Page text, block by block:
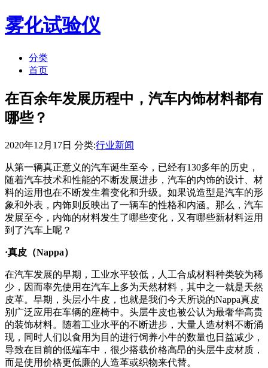
雾化试验仪
分类
首页
在百余年发展历程中，汽车内饰材料都有
哪些？
2020年12月17日 分类:行业新闻
从第一辆真正意义的汽车诞生至今，已经有130多年的历史，
随着汽车技术和性能的不断发展进步，汽车的内饰的设计、材
料的运用也在不断发生着变化和升级。如果说造型是汽车的形
象和外表，内饰则反映出了一辆车的性格和内涵。那么，汽车
发展至今，内饰的材料发生了哪些变化，又有哪些新材料运用
到了汽车上呢？
·真皮（Nappa）
在汽车发展的早期，工业水平较低，人工合成材料种类较为稀
少，因而率先使用在汽车上多为天然材料，其中之一就是天然
皮革。早期，头层小牛皮，也就是我们今天所说的Nappa真皮
别广泛应用在车辆的座椅中。头层牛皮也被公认为最奢华高贵
的装饰材料。随着工业水平的不断进步，大量人造材料不断涌
现，同时人们以食用为目的进行饲养小牛的数量也日益减少，
导致在目前的低端车中，很少搭载价格高昂的头层牛皮材质，
而是使用价格更低廉的人造革或织物来代替。